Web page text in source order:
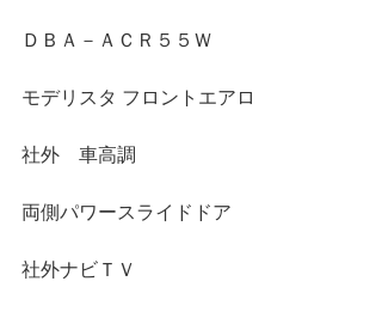
ＤＢＡ－ＡＣＲ５５Ｗ
モデリスタ フロントエアロ
社外　車高調
両側パワースライドドア
社外ナビＴＶ